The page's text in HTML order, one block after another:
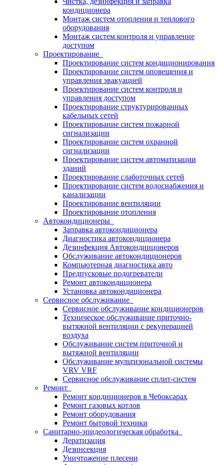
кондиционера
Монтаж систем отопления и теплового
оборудования
Монтаж систем контроля и управление
доступом
Проектирование
Проектирование систем кондиционирования
Проектирование систем оповещения и
управления эвакуацией
Проектирование систем контроля и
управления доступом
Проектирование структурированных
кабельных сетей
Проектирование систем пожарной
сигнализации
Проектирование систем охранной
сигнализации
Проектирование систем автоматизации
зданий
Проектирование слаботочных сетей
Проектирование систем водоснабжения и
канализации
Проектирование вентиляции
Проектирование отопления
Автокондиционеры
Заправка автокондиционера
Диагностика автокондиционера
Дезинфекция Автокондиицонеров
Обслуживание автокондиционеров
Компьютерная диагностика авто
Предпусковые подогреватели
Ремонт автокондиционера
Установка автокондиционера
Сервисное обслуживание
Сервисное обслуживание кондиционеров
Техническое обслуживание приточно-
вытяжной вентиляции с рекуперацией
воздуха
Обслуживание систем приточной и
вытяжной вентиляции
Обслуживание мультизональной системы
VRV VRF
Сервисное обслуживание сплит-систем
Ремонт
Ремонт кондиционеров в Чебоксарах
Ремонт газовых котлов
Ремонт оборудования
Ремонт бытовой техники
Санитарно-эпидеологическая обработка
Дератизация
Дезинсекция
Уничтожение плесени